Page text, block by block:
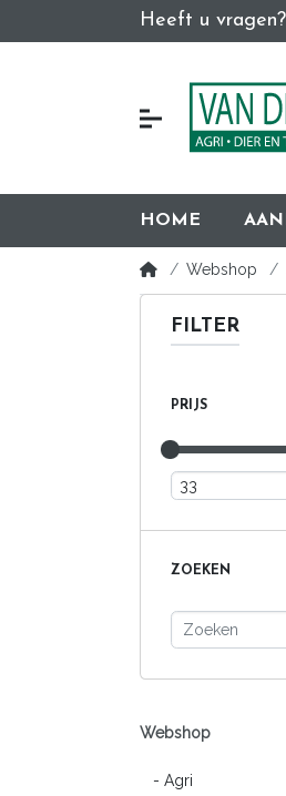
Heeft u
HOME
Webshop
Webshop
- Agri
FILTER
PRIJS
ZOEKEN